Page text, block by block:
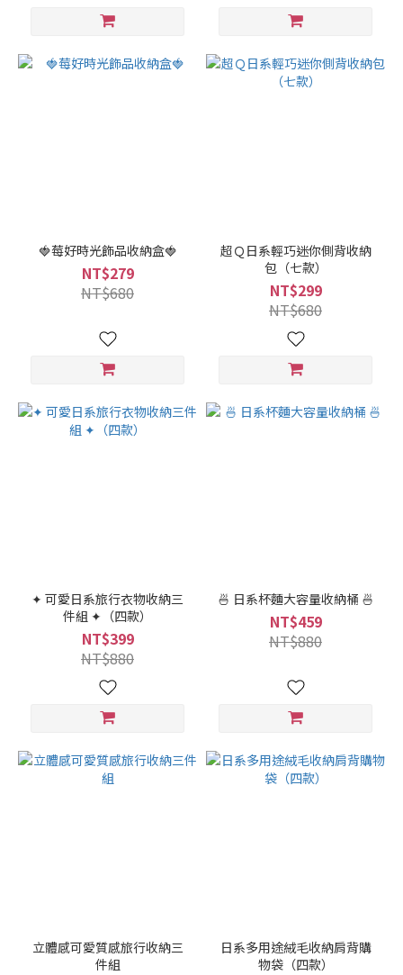
🍓莓好時光飾品收納盒🍓
NT$279
NT$680
超Ｑ日系輕巧迷你側背收納
包（七款）
NT$299
NT$680
✦ 可愛日系旅行衣物收納三
件組 ✦（四款）
NT$399
NT$880
🍜 日系杯麵大容量收納桶 🍜
NT$459
NT$880
立體感可愛質感旅行收納三
件組
日系多用途絨毛收納肩背購
物袋（四款）